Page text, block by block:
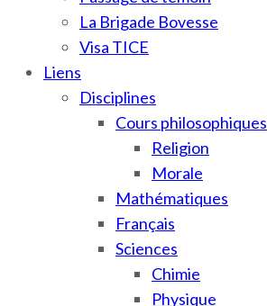
La Brigade Bovesse
Visa TICE
Liens
Disciplines
Cours philosophiques
Religion
Morale
Mathématiques
Français
Sciences
Chimie
Physique